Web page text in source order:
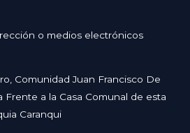
o medios electrónicos
Comunidad Juan Francisco De
Frente a la Casa Comunal de esta
Caranqui